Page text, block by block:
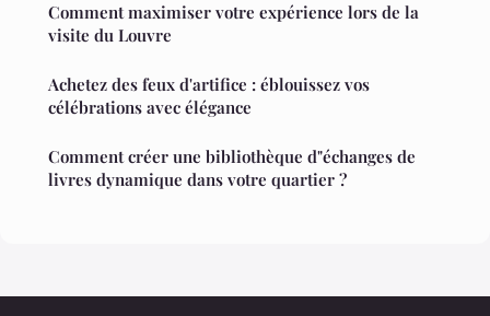
Comment maximiser votre expérience lors de la
visite du Louvre
Achetez des feux d'artifice : éblouissez vos
célébrations avec élégance
Comment créer une bibliothèque d"échanges de
livres dynamique dans votre quartier ?